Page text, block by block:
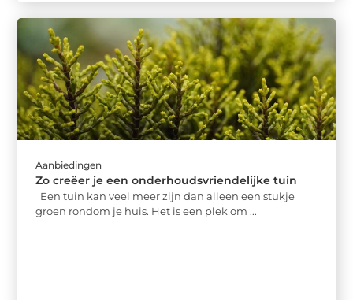
Aanbiedingen
Zo creëer je een onderhoudsvriendelijke tuin
Een tuin kan veel meer zijn dan alleen een stukje
groen rondom je huis. Het is een plek om ...